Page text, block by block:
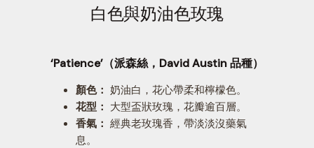
白色與奶油色玫瑰
‘Patience’（派森絲，David Austin 品種）
顏色： 奶油白，花心帶柔和檸檬色。
花型： 大型盃狀玫瑰，花瓣逾百層。
香氣： 經典老玫瑰香，帶淡淡沒藥氣
息。